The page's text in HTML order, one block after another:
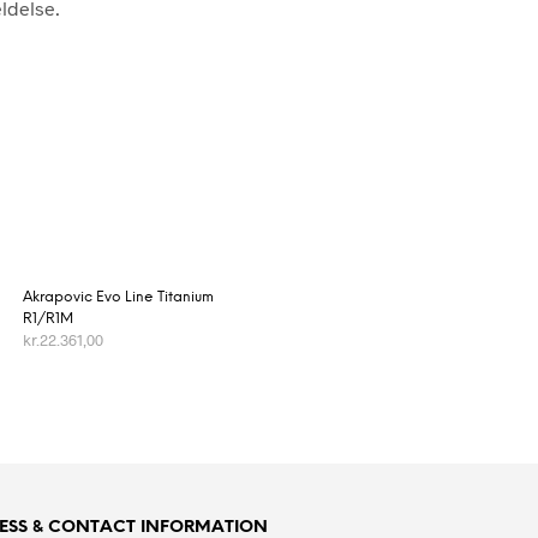
Akrapovic Evo Line Titanium
R1/R1M
kr.22.361,00
& CONTACT INFORMATION